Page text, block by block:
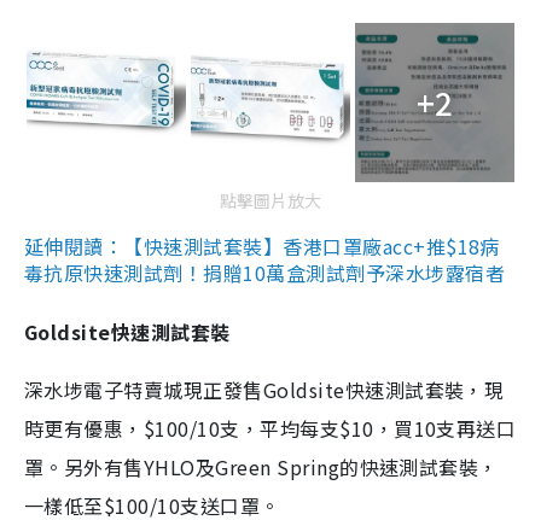
+2
點擊圖片放大
延伸閱讀：【快速測試套裝】香港口罩廠acc+推$18病
毒抗原快速測試劑！捐贈10萬盒測試劑予深水埗露宿者
Goldsite快速測試套裝
深水埗電子特賣城現正發售Goldsite快速測試套裝，現
時更有優惠，$100/10支，平均每支$10，買10支再送口
罩。另外有售YHLO及Green Spring的快速測試套裝，
一樣低至$100/10支送口罩。